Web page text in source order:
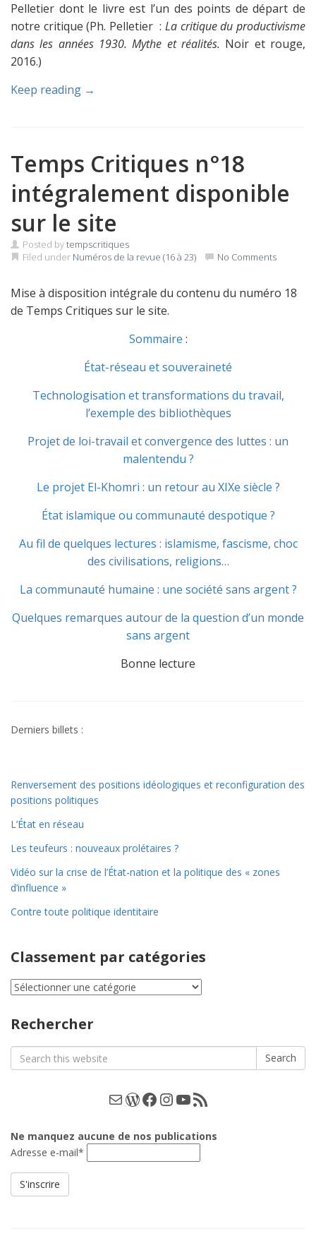
Pelletier dont le livre est l’un des points de départ de
notre critique (Ph. Pelletier : La cri­ti­que du pro­duc­ti­visme
dans les années 1930. Mythe et réalités. Noir et rouge,
2016.)
Keep reading →
Temps Critiques n°18
intégralement disponible
sur le site
Posted bytempscritiques
Filed under Numéros de la revue (16 à 23) No Comments
Mise à disposition intégrale du contenu du numéro 18
de Temps Critiques sur le site.
Sommaire :
État-réseau et souveraineté
Technologisation et transformations du travail,
l’exemple des bibliothèques
Projet de loi-travail et convergence des luttes : un
malentendu ?
Le projet El-Khomri : un retour au XIXe siècle ?
État islamique ou communauté despotique ?
Au fil de quelques lectures : islamisme, fascisme, choc
des civilisations, religions…
La communauté humaine : une société sans argent ?
Quelques remarques autour de la question d’un monde
sans argent
Bonne lecture
Derniers billets :
Renversement des positions idéologiques et reconfiguration des
positions politiques
L’État en réseau
Les teufeurs : nouveaux prolétaires ?
Vidéo sur la crise de l’État-nation et la politique des « zones
d’influence »
Contre toute politique identitaire
Classement par catégories
Classement
par
Rechercher
Search
for:
Search
E-mailWordPress
Facebook
Instagram
YouTube
Les podcasts
Ne manquez aucune de nos publications
Adresse e-mail*